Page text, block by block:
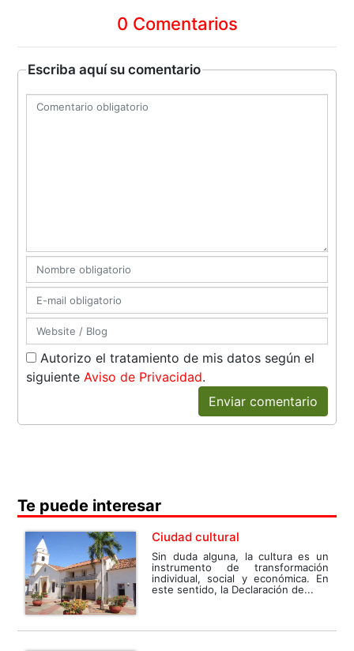
0 Comentarios
Escriba aquí su comentario
Autorizo el tratamiento de mis datos según el
siguiente Aviso de Privacidad.
Enviar comentario
Te puede interesar
Ciudad cultural
Sin duda alguna, la cultura es un
instrumento de transformación
individual, social y económica. En
este sentido, la Declaración de...